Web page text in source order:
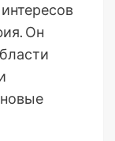
Он